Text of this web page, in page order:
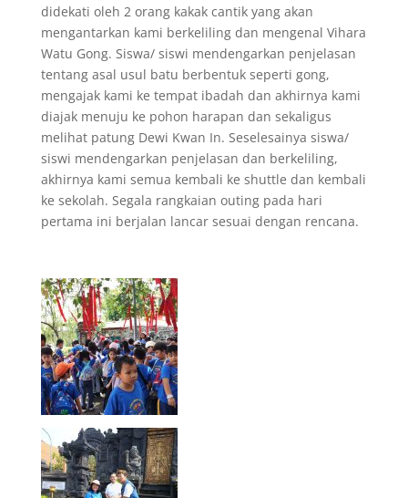
didekati oleh 2 orang kakak cantik yang akan
mengantarkan kami berkeliling dan mengenal Vihara
Watu Gong. Siswa/ siswi mendengarkan penjelasan
tentang asal usul batu berbentuk seperti gong,
mengajak kami ke tempat ibadah dan akhirnya kami
diajak menuju ke pohon harapan dan sekaligus
melihat patung Dewi Kwan In. Seselesainya siswa/
siswi mendengarkan penjelasan dan berkeliling,
akhirnya kami semua kembali ke shuttle dan kembali
ke sekolah. Segala rangkaian outing pada hari
pertama ini berjalan lancar sesuai dengan rencana.